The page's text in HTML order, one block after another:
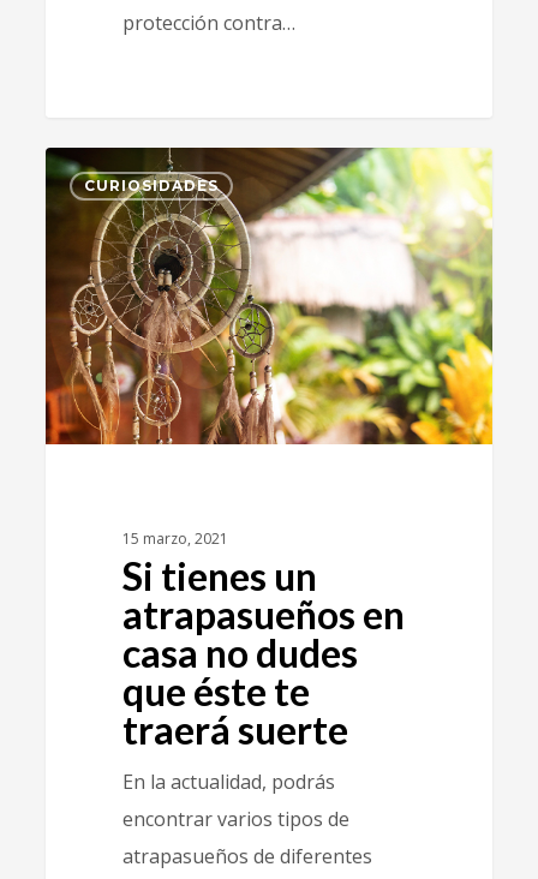
protección contra…
CURIOSIDADES
15 marzo, 2021
Si tienes un
atrapasueños en
casa no dudes
que éste te
traerá suerte
En la actualidad, podrás
encontrar varios tipos de
atrapasueños de diferentes
5